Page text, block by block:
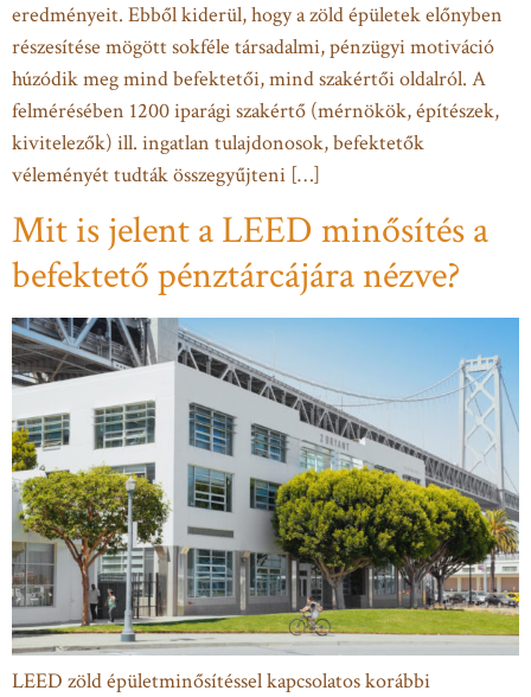
eredményeit. Ebből kiderül, hogy a zöld épületek előnyben
részesítése mögött sokféle társadalmi, pénzügyi motiváció
húzódik meg mind befektetői, mind szakértői oldalról. A
felmérésében 1200 iparági szakértő (mérnökök, építészek,
kivitelezők) ill. ingatlan tulajdonosok, befektetők
véleményét tudták összegyűjteni […]
Mit is jelent a LEED minősítés a
befektető pénztárcájára nézve?
LEED zöld épületminősítéssel kapcsolatos korábbi